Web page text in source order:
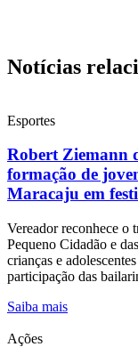
Notícias
Esportes
Robert Ziemann
formação de
Maracaju em
Vereador reconhece o
Pequeno Cidadão e
crianças e
participação das
Saiba mais
Ações